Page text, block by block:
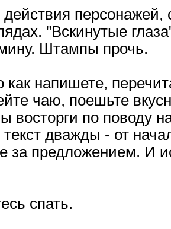
персонажей,
"Вскинутые
Штампы прочь.
как напишете,
чаю, поешьте
восторги по поводу
текст дважды - от
за предложением. И
спать.